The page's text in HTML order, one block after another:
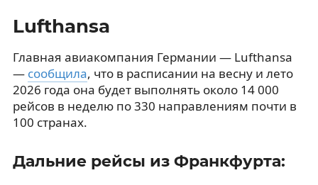
Lufthansa
Главная авиакомпания Германии — Lufthansa
— сообщила, что в расписании на весну и лето
2026 года она будет выполнять около 14 000
рейсов в неделю по 330 направлениям почти в
100 странах.
Дальние рейсы из Франкфурта: